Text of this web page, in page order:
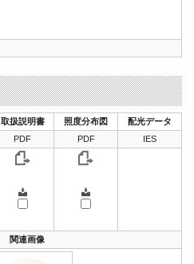
取扱説明書 照度分布図
配光データ
PDF PDF IES
関連画像